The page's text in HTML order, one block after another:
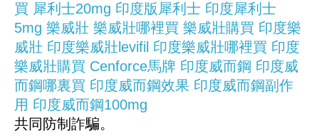
買 犀利士20mg 印度版犀利士 印度犀利士
5mg 樂威壯 樂威壯哪裡買 樂威壯購買 印度樂
威壯 印度樂威壯levifil 印度樂威壯哪裡買 印度
樂威壯購買 Cenforce馬牌 印度威而鋼 印度威
而鋼哪裏買 印度威而鋼效果 印度威而鋼副作
用 印度威而鋼100mg
共同防制詐騙。